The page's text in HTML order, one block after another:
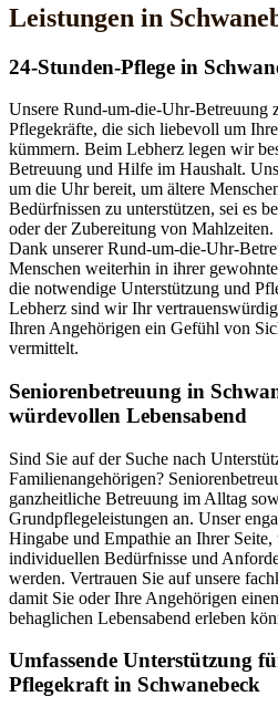
Leistungen in
24-Stunden-Pflege in
Unsere Rund-um-die-Uhr-Betreuung
Pflegekräfte, die sich liebevoll um
kümmern. Beim Lebherz legen wir
Betreuung und Hilfe im Haushalt.
um die Uhr bereit, um ältere
Bedürfnissen zu unterstützen, sei es
oder der Zubereitung von Mahlzeiten.
Dank unserer Rund-um-die-Uhr-
Menschen weiterhin in ihrer
die notwendige Unterstützung und
Lebherz sind wir Ihr
Ihren Angehörigen ein Gefühl von
vermittelt.
Senioren­betreuung in
würdevollen Lebensabend
Sind Sie auf der Suche nach
Familienangehörigen?
ganzheitliche Betreuung im Alltag
Grundpflegeleistungen an. Unser
Hingabe und Empathie an Ihrer Seite,
individuellen Bedürfnisse und
werden. Vertrauen Sie auf unsere
damit Sie oder Ihre Angehörigen
behaglichen Lebensabend erleben
Umfassende Unterstützung
Pflegekraft in Schwanebeck